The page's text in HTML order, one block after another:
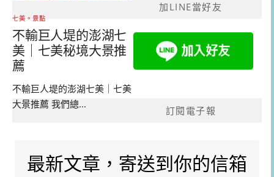
七美。景點
不輸巨人堤的澎湖七
美｜七美秘境大景推
薦
不輸巨人堤的澎湖七美｜七美
大景推薦 我們總...
加LINE當好友
訂閱電子報
最新文章，寄送到你的信箱